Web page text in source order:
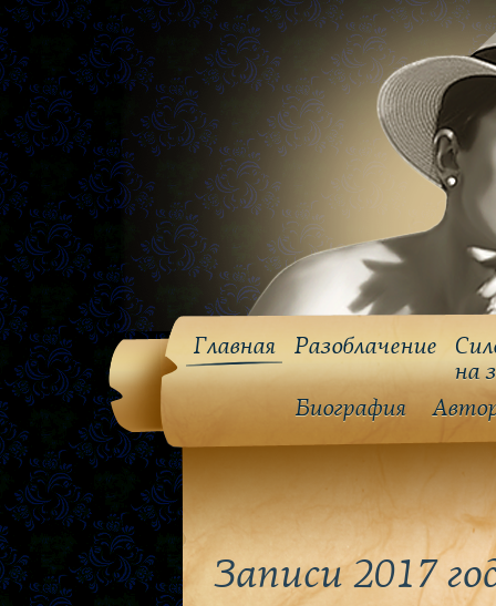
Главная Разоблачение
на
Биография
Записи 2017